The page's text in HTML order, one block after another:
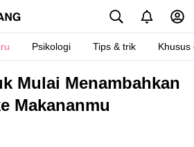
Psikologi Tips & trik Khusus
Mulai Menambahkan
Makananmu